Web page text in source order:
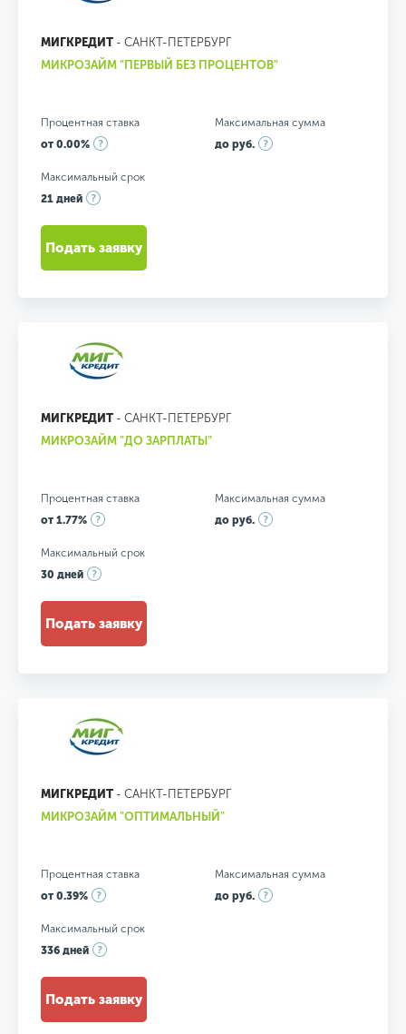
МИГКРЕДИТ - САНКТ-ПЕТЕРБУРГ
МИКРОЗАЙМ "ПЕРВЫЙ БЕЗ ПРОЦЕНТОВ"
Процентная ставка
от 0.00%
Максимальная сумма
до руб.
Максимальный срок
21 дней
Подать заявку
МИГКРЕДИТ - САНКТ-ПЕТЕРБУРГ
МИКРОЗАЙМ "ДО ЗАРПЛАТЫ"
Процентная ставка
от 1.77%
Максимальная сумма
до руб.
Максимальный срок
30 дней
Подать заявку
МИГКРЕДИТ - САНКТ-ПЕТЕРБУРГ
МИКРОЗАЙМ "ОПТИМАЛЬНЫЙ"
Процентная ставка
от 0.39%
Максимальная сумма
до руб.
Максимальный срок
336 дней
Подать заявку